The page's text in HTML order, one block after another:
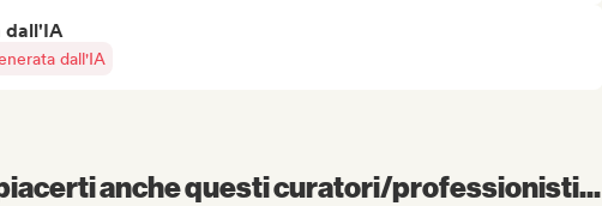
dall'IA
dall'IA
anche questi curatori/professionisti...